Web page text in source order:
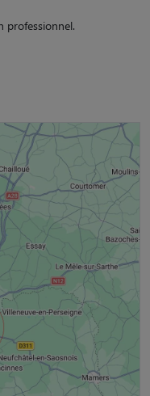
professionnel.